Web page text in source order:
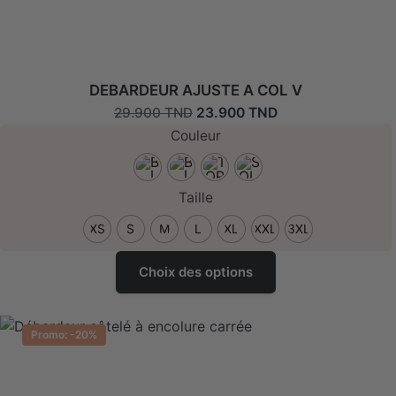
DEBARDEUR AJUSTE A COL V
29.900TND Le
prix
initial
était :
29.900 TND.
23.900 TNDLe
Couleur
Taille
XS S M L XL XXL 3XL
Choix des options
Ce
Promo: -20%